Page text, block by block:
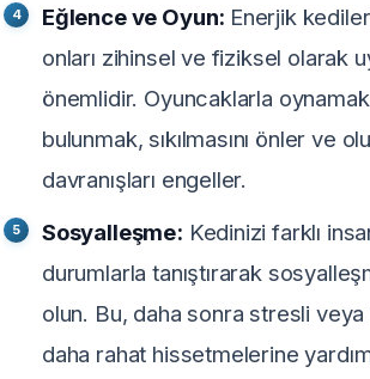
Eğlence ve Oyun: Enerjik
onları zihinsel ve fiziksel olarak
önemlidir. Oyuncaklarla
bulunmak, sıkılmasını önler ve
davranışları engeller.
Sosyalleşme: Kedinizi farklı
durumlarla tanıştırarak
olun. Bu, daha sonra stresli
daha rahat hissetmelerine